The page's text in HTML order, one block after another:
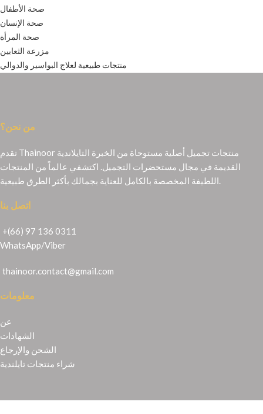
صحة الأطفال
صحة الإنسان
صحة المرأة
مزرعة الثعابين
منتجات طبيعية لعلاج البواسير والدوالي
من نحن؟
تقدم Thainoor منتجات تجميل أصلية مستوحاة من الخبرة التايلاندية
القديمة في مجال مستحضرات التجميل. اكتشفي عالماً من المنتجات
اللطيفة المخصصة بالكامل للعناية بجمالك بأكثر الطرق طبيعية.
اتصل بنا
+(66) 97 136 0311
WhatsApp/Viber
thainoor.contact@gmail.com
معلومات
عن
الشهادات
الشحن والإرجاع
شراء منتجات تايلندية